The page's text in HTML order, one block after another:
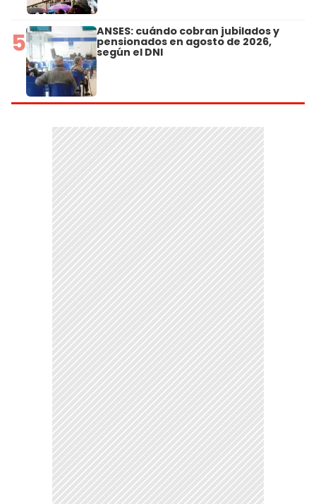
5 ANSES: cuándo cobran jubilados y
pensionados en agosto de 2026,
según el DNI